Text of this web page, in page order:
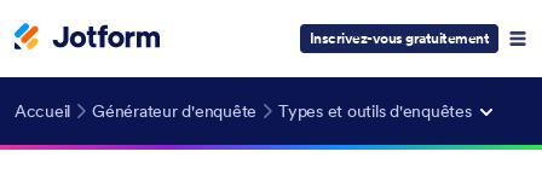
Inscrivez-vous gratuitement
Accueil Générateur d'enquête Types et outils d'enquêtes